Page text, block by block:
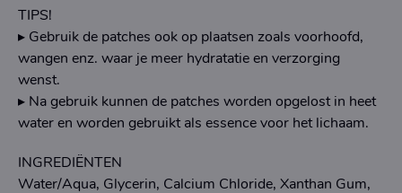
TIPS!
▸ Gebruik de patches ook op plaatsen zoals voorhoofd,
wangen enz. waar je meer hydratatie en verzorging
wenst.
▸ Na gebruik kunnen de patches worden opgelost in heet
water en worden gebruikt als essence voor het lichaam.
INGREDIËNTEN
Water/Aqua, Glycerin, Calcium Chloride, Xanthan Gum,